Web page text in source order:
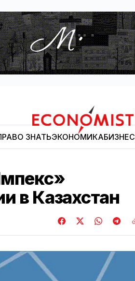
Economist.kg
ЗНАТЬЭКОНОМИКАБИЗНЕС
в Казахстан